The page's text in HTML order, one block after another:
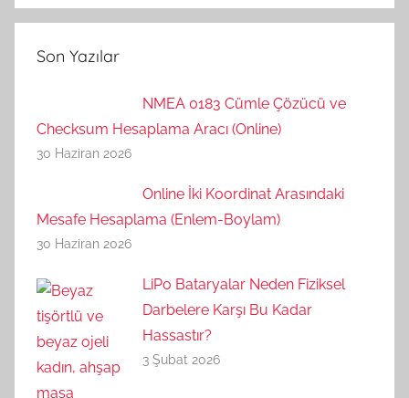
Son Yazılar
NMEA 0183 Cümle Çözücü ve
Checksum Hesaplama Aracı (Online)
30 Haziran 2026
Online İki Koordinat Arasındaki
Mesafe Hesaplama (Enlem-Boylam)
30 Haziran 2026
LiPo Bataryalar Neden Fiziksel
Darbelere Karşı Bu Kadar
Hassastır?
3 Şubat 2026